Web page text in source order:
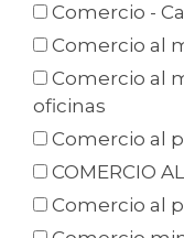
Comercio -
Comercio al
Comercio al
oficinas
Comercio al
COMERCIO
Comercio al